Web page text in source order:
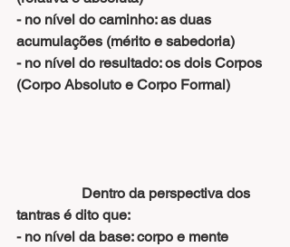
- no nível do caminho: as duas
acumulações (mérito e sabedoria)
- no nível do resultado: os dois Corpos
(Corpo Absoluto e Corpo Formal)
                  Dentro da perspectiva dos
tantras é dito que:
- no nível da base: corpo e mente